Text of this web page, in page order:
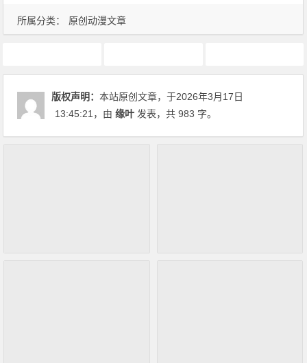
所属分类： 原创动漫文章
版权声明：本站原创文章，于2026年3月17日
13:45:21 ，由缘叶 发表，共 983 字。